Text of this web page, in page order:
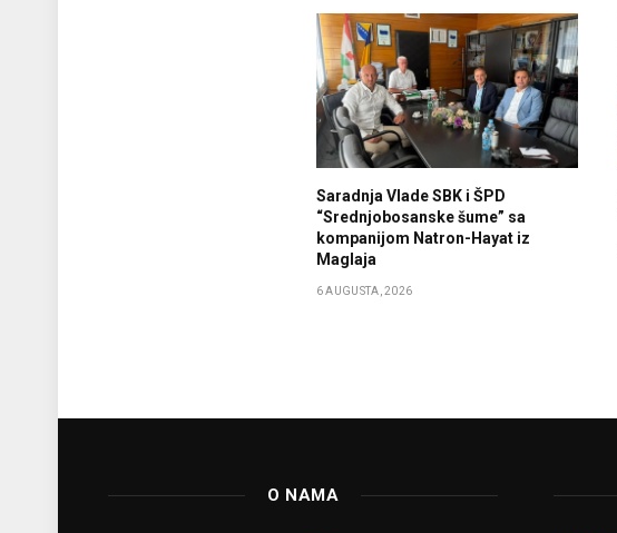
Saradnja Vlade SBK i ŠPD
“Srednjobosanske šume” sa
kompanijom Natron-Hayat iz
Maglaja
6 AUGUSTA, 2026
O NAMA